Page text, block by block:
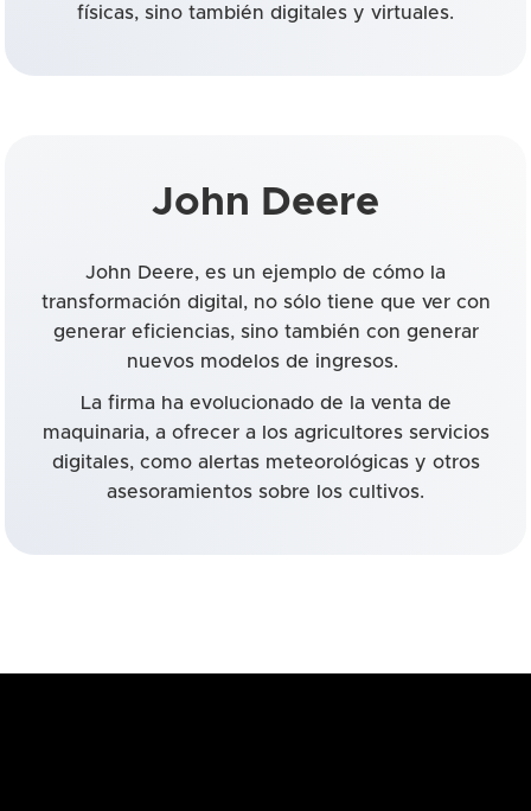
físicas, sino también digitales y virtuales.
John Deere
John Deere, es un ejemplo de cómo la
transformación digital, no sólo tiene que ver con
generar eficiencias, sino también con generar
nuevos modelos de ingresos.
La firma ha evolucionado de la venta de
maquinaria, a ofrecer a los agricultores servicios
digitales, como alertas meteorológicas y otros
asesoramientos sobre los cultivos.